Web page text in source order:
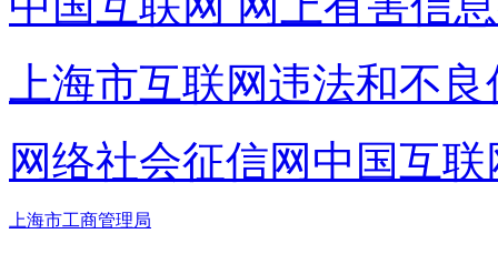
上海市互联网违法和不
网络社会征信网 中国互
上海市工商管理局